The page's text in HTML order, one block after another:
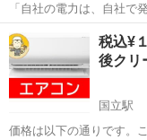
「自社の電力は、自社で発電＆確保
要な時期、国や電力会社や報
きに、非常用発電機があ
ップがすぐに確保で...
東京 八丁
税込¥
後クリ
国立駅
価格は以下の通りです。